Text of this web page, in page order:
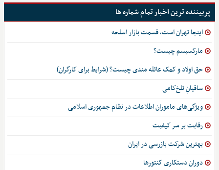
پربیننده ترین اخبار تمام شماره ها
اینجا تهران است، قسمت بازار اسلحه
مارکسیسم چیست؟
حق اولاد و کمک عائله مندی چیست؟ (شرایط برای کارگران)
ساقیانِ تلخ‌کامی
ویژگی‌های ماموران اطلاعات در نظام جمهوری اسلامی
رقابت بر سر کیفیت
بهترین شرکت بازرسی در ایران
دوران دستکاری کنتورها